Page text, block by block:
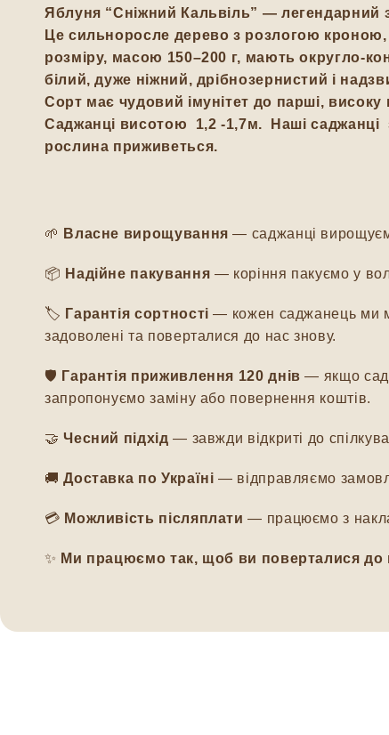
Яблуня “Сніжний Кальвіль” — легендарний
Це сильноросле дерево з розлогою
розміру, масою 150–200 г, мають округло-
білий, дуже ніжний, дрібнозернистий і
Сорт має чудовий імунітет до парші,
Саджанці висотою 1,2 -1,7м. Наші
рослина приживеться.
🌱 Власне вирощування — саджанці
📦 Надійне пакування — коріння пакуємо у
🏷️ Гарантія сортності — кожен саджанець ми
задоволені та поверталися до нас знову.
🛡️ Гарантія приживлення 120 днів — якщо
запропонуємо заміну або повернення коштів.
🤝Чесний підхід — завжди відкриті до
🚚Доставка по Україні — відправляємо
💳 Можливість післяплати — працюємо з
✨ Ми працюємо так, щоб ви поверталися